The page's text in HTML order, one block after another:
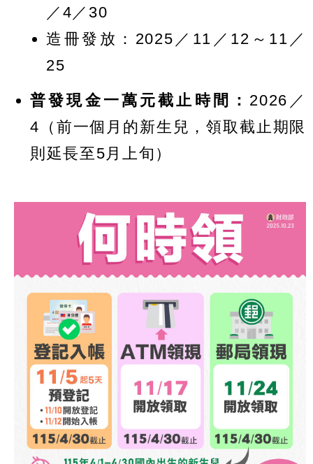
／4／30
造冊發放：2025／11／12～11／
25
普發現金一萬元截止時間： 2026／
4（前一個月的新生兒，領取截止期限
則延長至5月上旬）